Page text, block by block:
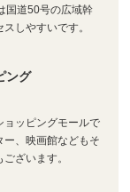
国道50号の広域幹
しやすいです。
ング
ョッピングモールで
、映画館などもそ
ざいます。